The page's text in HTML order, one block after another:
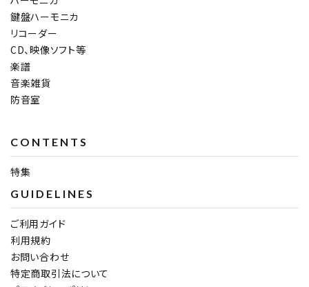
鍵盤ハーモニカ
リコーダー
CD、映像ソフト等
楽譜
音楽雑貨
防音室
CONTENTS
特集
GUIDELINES
ご利用ガイド
利用規約
お問い合わせ
特定商取引法について